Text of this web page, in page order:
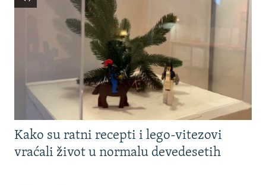
Kako su ratni recepti i lego-vitezovi
vraćali život u normalu devedesetih